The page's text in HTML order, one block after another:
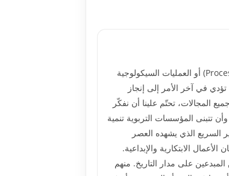
اختلف العلماء في تعريفهم للإبداع فبعضهم يقصد بالإبداع القدرة ( Ability) على خلق شيء جديد أو مبتكر ، بينما يقصد آخرون أنه العملية( Process) أو العمليات السيكولوجية
تؤدي في آخر الأمر إلى إنجاز
المجالات، تحتّم علينا أن نفكّر
تتبنى المؤسسات التربوية تنمية
السريع الذي يشهده العصر
الابتكارية والإبداعية.
على مدار التاريخ. منهم